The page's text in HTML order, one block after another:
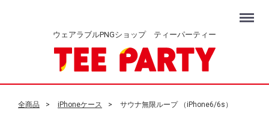
ウェアラブルPNGショップ ティーパーティー
Menu
全商品 iPhoneケース サウナ無限ループ （iPhone6/6s）